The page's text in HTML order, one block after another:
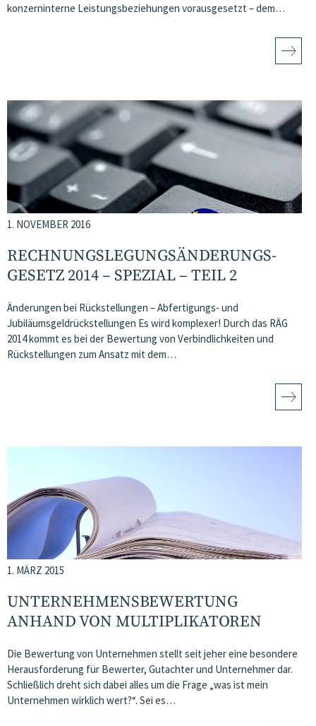
konzerninterne Leistungsbeziehungen vorausgesetzt – dem…
1. NOVEMBER 2016
RECHNUNGSLEGUNGSÄNDERUNGS­
GESETZ 2014 – SPEZIAL – TEIL 2
Änderungen bei Rückstellungen – Abfertigungs- und
Jubiläumsgeldrückstellungen Es wird komplexer! Durch das RÄG
2014 kommt es bei der Bewertung von Verbindlichkeiten und
Rückstellungen zum Ansatz mit dem…
1. MÄRZ 2015
UNTERNEHMENSBEWERTUNG
ANHAND VON MULTIPLIKATOREN
Die Bewertung von Unternehmen stellt seit jeher eine besondere
Herausforderung für Bewerter, Gutachter und Unternehmer dar.
Schließlich dreht sich dabei alles um die Frage „was ist mein
Unternehmen wirklich wert?“. Sei es…